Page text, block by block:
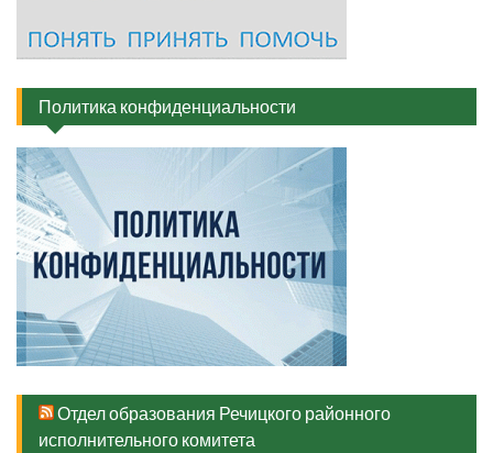
Политика конфиденциальности
Отдел образования Речицкого районного
исполнительного комитета